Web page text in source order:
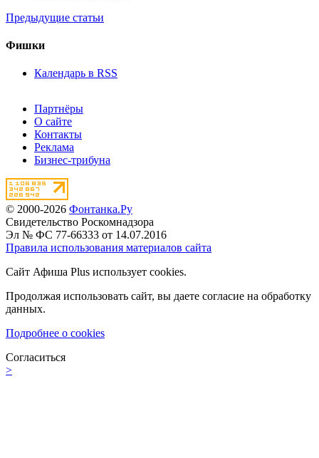
Предыдущие статьи
Фишки
Календарь в RSS
Партнёры
О сайте
Контакты
Реклама
Бизнес-трибуна
© 2000-2026 Фонтанка.Ру
Свидетельство Роскомнадзора
Эл № ФС 77-66333 от 14.07.2016
Правила использования материалов сайта
Сайт Афиша Plus использует cookies.
Продолжая использовать сайт, вы даете согласие на обработку
данных.
Подробнее о cookies
Согласиться
>